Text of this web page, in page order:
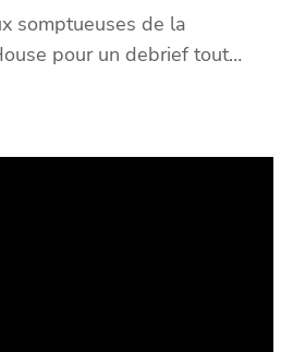
somptueuses de la
pour un debrief tout…